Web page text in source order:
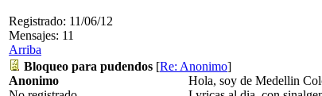
Registrado: 11/06/12
Mensajes: 11
Arriba
Bloqueo para pudendos [Re: Anonimo]
Anonimo
Hola, soy de Medellin